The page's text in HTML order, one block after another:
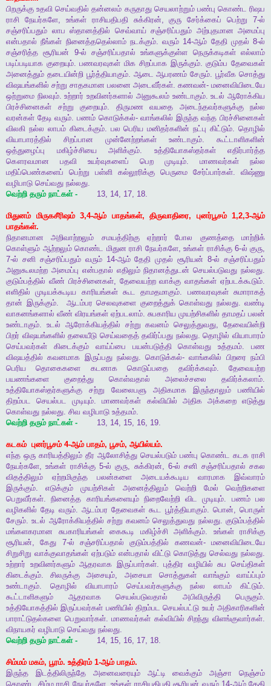
பிறருக்கு உதவி செய்வதில் தன்னலம் கருதாது செயலாற்றும் பண்பு கொண்ட ரிஷப
ராசி நேயர்களே, உங்கள் ராசியதிபதி சுக்கிரன்,குரு சேர்க்கைப் பெற்று 7-ல்
சஞ்சரிப்பதும் லாப ஸ்தானத்தில் செவ்வாய் சஞ்சரிப்பதும் அற்புதமான அமைப்பு
என்பதால் நீங்கள் நினைத்ததெல்லாம் நடக்கும். வரும் 14-ஆம் தேதி முதல் 8-ல்
சஞ்சரித்த சூரியன் 9-ல் சஞ்சரிப்பதால் உங்களுக்குள்ள நெருக்கடிகள் எல்லாம்
படிப்படியாக குறையும்.பணவரவுகள் மிக சிறப்பாக இருக்கும்.குடும்ப தேவைகள்
அனைத்தும் தடையின்றி பூர்த்தியாகும். ஆடை ஆபரணம் சேரும்.பூர்வீக சொத்து
விஷயங்களில் சற்று சாதகமான பலனை அடைவீர்கள். கணவன்- மனைவியிடையே
ஒற்றுமை நிலவும்.உற்றார் உறவினர்களால் அனுகூலம் உண்டாகும்.உடல் ஆரோக்கிய
பிரச்சினைகள்
சற்று குறையும். திருமண வயதை அடைந்தவர்களுக்கு
நல்ல
வரன்கள் தேடி வரும். பணம் கொடுக்கல்-வாங்கலில் இருந்த வந்த பிரச்சினைகள்
விலகி நல்ல லாபம் கிடைக்கும். பல பெரிய மனிதர்களின் நட்பு கிட்டும்.தொழில்
வியாபாரத்தில்
சிறப்பான முன்னேற்றங்கள் உண்டாகும். கூட்டாளிகளின்
ஒத்துழைப்பு
மகிழ்ச்சியை அளிக்கும். உத்தியோகஸ்தர்கள்
எதிர்பார்த்த
கௌரவமான
பதவி உயர்வுகளைப் பெற முடியும். மாணவர்கள்
நல்ல
மதிப்பெண்களைப்
பெற்று பள்ளி கல்லூரிக்கு பெருமை சேர்ப்பார்கள். விஷ்ணு
வழிபாடு செய்வது நல்லது.
வெற்றி தரும் நாட்கள்- 13, 14, 17, 18.
மிதுனம் மிருகசீரிஷம்3,4-ஆம் பாதங்கள், திருவாதிரை, புனர்பூசம்1,2,3-ஆம்
பாதங்கள்.
நிதானமான
அறிவாற்றலும் சமயத்திற்கு ஏற்றார் போல குணத்தை
மாற்றிக்
கொள்ளும் ஆற்றலும் கொண்ட மிதுன ராசி நேயர்களே,உங்கள் ராசிக்கு6-ல் குரு,
7-ல் சனி சஞ்சரிப்பதும் வரும்14-ஆம் தேதி முதல் சூரியன் 8-ல் சஞ்சரிப்பதும்
அனுகூலமற்ற அமைப்பு என்பதால் எதிலும் நிதானத்துடன் செயல்படுவது நல்லது.
குடும்பத்தில் வீண் பிரச்சினைகள், தேவையற்ற வாக்கு வாதங்கள் ஏற்படக்கூடும்.
எளிதில்
முடியக்கூடிய காரியங்கள் கூட தாமதமாகும். பணவரவுகள் சுமாராகத்
தான் இருக்கும். ஆடம்பர செலவுகளை குறைத்துக் கொள்வது நல்லது. வண்டி
வாகனங்களால் வீண் விரயங்கள் ஏற்படலாம். சுபகாரிய முயற்சிகளில் தாமதப் பலன்
உண்டாகும். உடல் ஆரோக்கியத்தில் சற்று கவனம் செலுத்துவது,தேவையின்றி
பிறர் விஷயங்களில் தலையீடு செய்வதைத் தவிர்ப்பது நல்லது.தொழில் வியாபாரம்
செய்பவர்கள்
கிடைக்கும் வாய்ப்பை பயன்படுத்தி கொள்வது உத்தமம்.பண
விஷயத்தில் கவனமாக இருப்பது நல்லது.கொடுக்கல்-வாங்கலில் பிறரை நம்பி
பெரிய
தொகைகளை கடனாக கொடுப்பதை தவிர்க்கவும்.தேவையற்ற
பயணங்களை
குறைத்து கொள்வதால் அலைச்சலை தவிர்க்கலாம்.
உத்தியோகஸ்தர்களுக்கு
சற்று வேலைபளு அதிகமாக இருந்தாலும்
பணியில்
திறம்பட
செயல்பட முடியும்.மாணவர்கள் கல்வியில் அதிக அக்கறை
எடுத்து
கொள்வது நல்லது. சிவ வழிபாடு உத்தமம்.
வெற்றி தரும் நாட்கள்- 13, 14, 15, 16, 19.
கடகம் புனர்பூசம்4-ஆம் பாதம், பூசம், ஆயில்யம்.
எந்த ஒரு காரியத்திலும் தீர ஆலோசித்து செயல்படும் பண்பு கொண்ட கடக ராசி
நேயர்களே,உங்கள் ராசிக்கு5-ல் குரு, சுக்கிரன், 6-ல் சனி சஞ்சரிப்பதால் சகல
விதத்திலும்
ஏற்றமிகுந்த பலன்களை அடையக்கூடிய வாரமாக
இவ்வாரம்
இருக்கும்.எடுக்கும் முயற்சிகள் அனைத்திலும் வெற்றி மேல்
வெற்றிகளை
பெறுவீர்கள்.நினைத்த காரியங்களையும் நிறைவேற்றி விட முடியும். பணம் பல
வழிகளில் தேடி வரும். ஆடம்பர தேவைகள் கூட பூர்த்தியாகும். பொன், பொருள்
சேரும்.உடல் ஆரோக்கியத்தில் சற்று கவனம் செலுத்துவது நல்லது.குடும்பத்தில்
மங்களகரமான
சுபகாரியங்கள் கைகூடி மகிழ்ச்சி அளிக்கும். உங்கள்
ராசிக்கு
சூரியன்,கேது 7-ல் சஞ்சரிப்பதால் குடும்பத்தில் கணவன்-மனைவியிடையே
சிறுசிறு வாக்குவாதங்கள் ஏற்படும் என்பதால் விட்டு கொடுத்து செல்வது நல்லது.
உற்றார் உறவினர்களும் ஆதரவாக இருப்பார்கள்.புத்திர வழியில் சுப
செய்திகள்
கிடைக்கும்.சிலருக்கு அசையும், அசையா சொத்துகள் வாங்கும்
வாய்ப்பும்
உண்டாகும். தொழில் வியாபாரம் செய்பவர்களுக்கு நல்ல லாபம் கிட்டும்.
கூட்டாளிகளும்
ஆதரவாக செயல்படுவதால் அபிவிருத்தி பெருகும்.
உத்தியோகத்தில் இருப்பவர்கள் பணியில் திறம்பட செயல்பட்டு உயர் அதிகாரிகளின்
பாராட்டுதல்களை பெறுவார்கள்.மாணவர்கள் கல்வியில் சிறந்து விளங்குவார்கள்.
விநாயகர் வழிபாடு செய்வது நல்லது.
வெற்றி தரும் நாட்கள்- 14, 15, 16, 17, 18.
சிம்மம் மகம், பூரம். உத்திரம்1-ஆம் பாதம்.
இருந்த
இடத்திலிருந்தே அனைவரையும் ஆட்டி வைக்கும் அஞ்சா
நெஞ்சம்
கொண்ட
சிம்ம ராசி நேயர்களே,உங்கள் ராசியதிபதி சூரியன் வரும்14-ஆம் தேதி